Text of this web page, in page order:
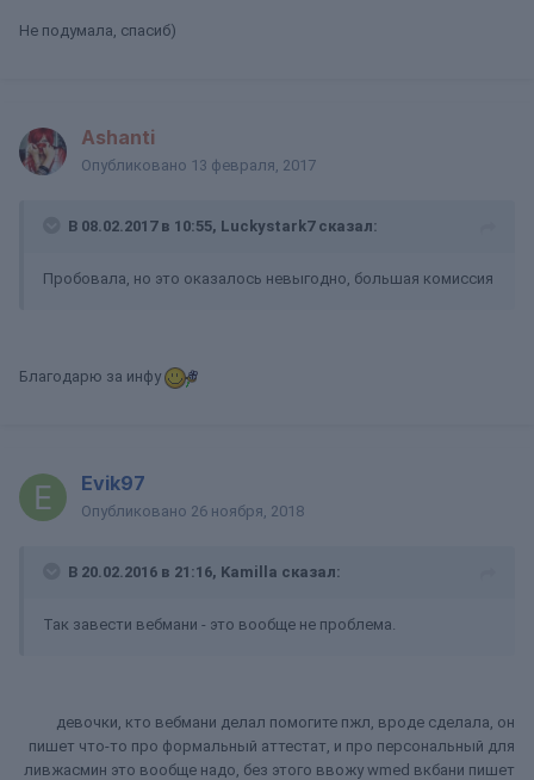
Не подумала, спасиб)
Ashanti
Опубликовано 13 февраля, 2017
В 08.02.2017 в 10:55, Luckystark7 сказал:
Пробовала, но это оказалось невыгодно, большая комиссия
Благодарю за инфу
Evik97
Опубликовано 26 ноября, 2018
В 20.02.2016 в 21:16, Kamilla сказал:
Так завести вебмани - это вообще не проблема.
девочки, кто вебмани делал помогите пжл, вроде сделала, он
пишет что-то про формальный аттестат, и про персональный для
ливжасмин это вообще надо, без этого ввожу wmed вкбани пишет